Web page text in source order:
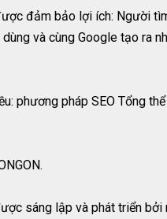
đảm bảo lợi ích: Người
và cùng Google tạo ra
phương pháp SEO Tổng thể
sáng lập và phát triển